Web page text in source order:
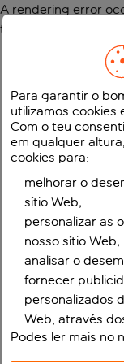
A rendering error
function
Para garantir o
utilizamos cookies
Com o teu
em qualquer
cookies para:
melhorar o
sítio Web;
personalizar as
nosso sítio Web;
analisar o
fornecer
personalizados
Web, através
Podes ler mais no